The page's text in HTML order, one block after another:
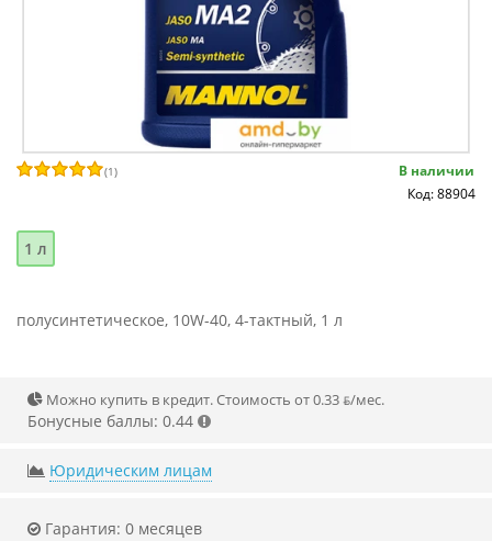
(1)
В наличии
Код: 88904
1 л
полусинтетическое, 10W-40, 4-тактный, 1 л
Можно купить в кредит. Стоимость от 0.33 ƃ/мec.
Бонусные баллы: 0.44
Юридическим лицам
Гарантия: 0 месяцев